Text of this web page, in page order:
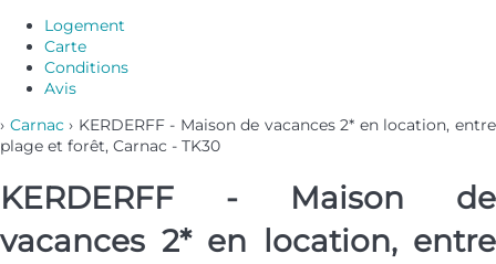
Logement
Carte
Conditions
Avis
› Carnac› KERDERFF - Maison de vacances 2* en location, entre
plage et forêt, Carnac - TK30
KERDERFF - Maison de
vacances 2* en location, entre